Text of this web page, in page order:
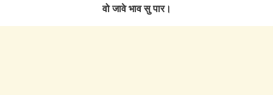
वो जावे भाव सु पार।